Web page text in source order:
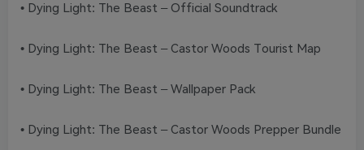
• Dying Light: The Beast – Official Soundtrack
• Dying Light: The Beast – Castor Woods Tourist Map
• Dying Light: The Beast – Wallpaper Pack
• Dying Light: The Beast – Castor Woods Prepper Bundle